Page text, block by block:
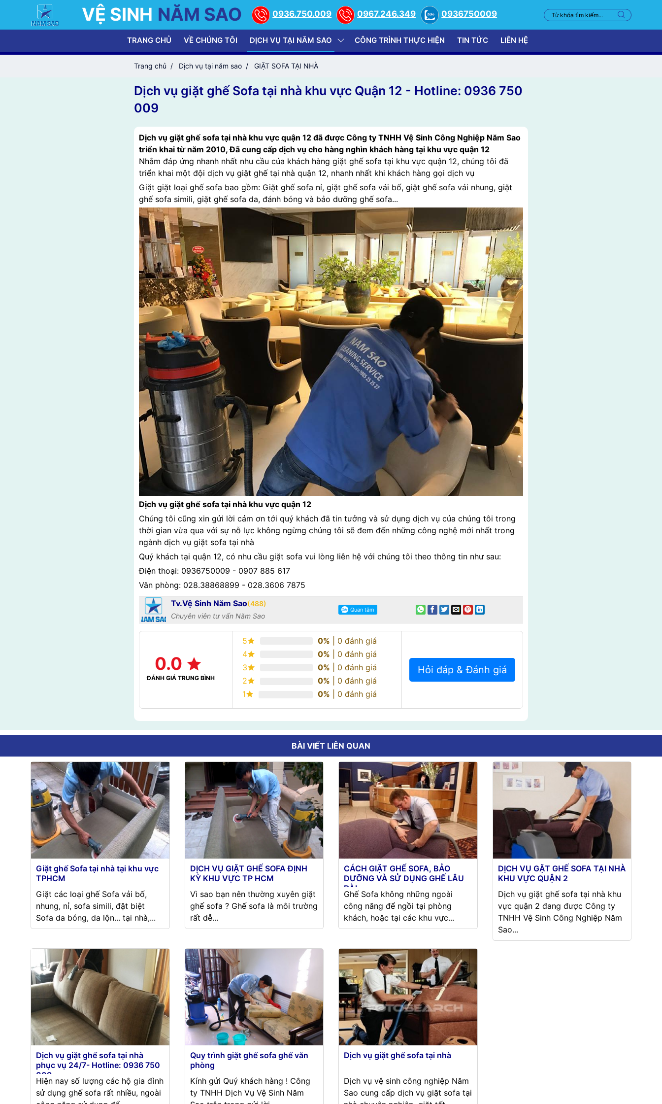
VỆ SINH NĂM SAO 0936.750.009 0967.246.349 0936750009
TRANG CHỦ VỀ CHÚNG TÔI DỊCH VỤ TẠI NĂM SAO CÔNG TRÌNH THỰC HIỆN TIN TỨC LIÊN HỆ
Trang chủ Dịch vụ tại năm sao GIẶT SOFA TẠI NHÀ
Dịch vụ giặt ghế Sofa tại nhà khu vực Quận 12 - Hotline: 0936 750
009
Dịch vụ giặt ghế sofa tại nhà khu vực quận 12 đã được Công ty TNHH Vệ Sinh Công Nghiệp Năm Sao
triển khai từ năm 2010, Đã cung cấp dịch vụ cho hàng nghìn khách hàng tại khu vực quận 12
Nhằm đáp ứng nhanh nhất nhu cầu của khách hàng giặt ghế sofa tại khu vực quận 12, chúng tôi đã
triển khai một đội dịch vụ giặt ghế tại nhà quận 12, nhanh nhất khi khách hàng gọi dịch vụ
Giặt giặt loại ghế sofa bao gồm: Giặt ghế sofa nỉ, giặt ghế sofa vải bố, giặt ghế sofa vải nhung, giặt
ghế sofa simili, giặt ghế sofa da, đánh bóng và bảo dưỡng ghế sofa...
Dịch vụ giặt ghế sofa tại nhà khu vực quận 12
Chúng tôi cũng xin gửi lời cảm ơn tới quý khách đã tin tưởng và sử dụng dịch vụ của chúng tôi trong
thời gian vừa qua với sự nỗ lực không ngừng chúng tôi sẽ đem đến những công nghệ mới nhất trong
ngành dịch vụ giặt sofa tại nhà
Quý khách tại quận 12, có nhu cầu giặt sofa vui lòng liên hệ với chúng tôi theo thông tin như sau:
Điện thoại: 0936750009 - 0907 885 617
Văn phòng: 028.38868899 - 028.3606 7875
Tv.Vệ Sinh Năm Sao(488)
Chuyên viên tư vấn Năm Sao
0.0
ĐÁNH GIÁ TRUNG BÌNH
5 0% | 0 đánh giá
4
0% | 0 đánh giá
3
0% | 0 đánh giá
2
0% | 0 đánh giá
1
0% | 0 đánh giá
Hỏi đáp & Đánh giá
BÀI VIẾT LIÊN QUAN
Giặt ghế Sofa tại nhà tại khu vực
TPHCM
Giặt các loại ghế Sofa vải bố,
nhung, nỉ, sofa simili, đặt biệt
Sofa da bóng, da lộn... tại nhà,...
DỊCH VỤ GIẶT GHẾ SOFA ĐỊNH
KỲ KHU VỰC TP HCM
Vì sao bạn nên thường xuyên giặt
ghế sofa ? Ghế sofa là môi trường
rất dễ...
CÁCH GIẶT GHẾ SOFA, BẢO
DƯỠNG VÀ SỬ DỤNG GHẾ LÂU
DÀI
Ghế Sofa không những ngoài
công năng để ngồi tại phòng
khách, hoặc tại các khu vực...
DỊCH VỤ GẶT GHẾ SOFA TẠI NHÀ
KHU VỰC QUẬN 2
Dịch vụ giặt ghế sofa tại nhà khu
vực quận 2 đang được Công ty
TNHH Vệ Sinh Công Nghiệp Năm
Sao...
Dịch vụ giặt ghế sofa tại nhà
phục vụ 24/7- Hotline: 0936 750
009
Hiện nay số lượng các hộ gia đình
sử dụng ghế sofa rất nhiều, ngoài
Quy trình giặt ghế sofa ghế văn
phòng
Kính gửi Quý khách hàng ! Công
ty TNHH Dịch Vụ Vệ Sinh Năm
Dịch vụ giặt ghế sofa tại nhà
Dịch vụ vệ sinh công nghiệp Năm
Sao cung cấp dịch vụ giặt sofa tại